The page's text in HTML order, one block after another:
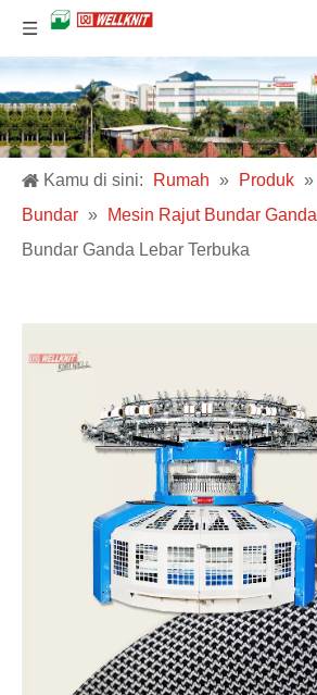
Kamu di sini: Rumah » Produk »
Bundar » Mesin Rajut Bundar Ganda
Bundar Ganda Lebar Terbuka